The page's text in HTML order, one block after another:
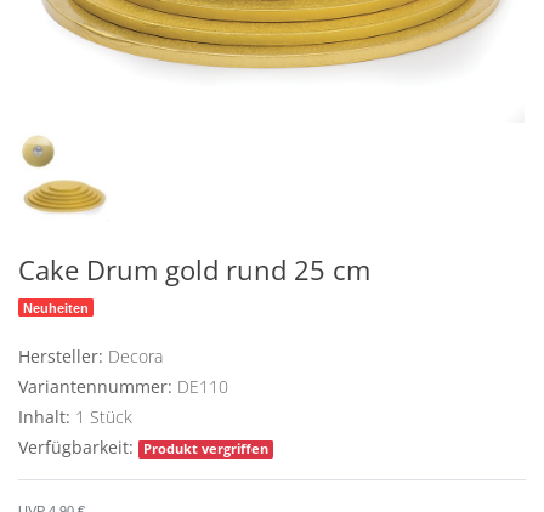
Cake Drum gold rund 25 cm
Neuheiten
Hersteller: Decora
Variantennummer: DE110
Inhalt: 1 Stück
Verfügbarkeit:
Produkt vergriffen